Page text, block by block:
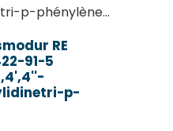
RE
91-5
p-